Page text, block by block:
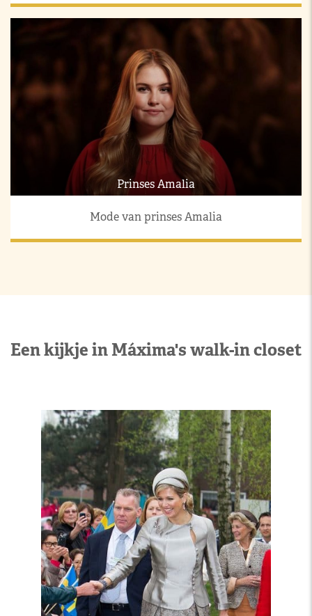
Prinses Amalia
Mode van prinses Amalia
Een kijkje in Máxima's walk-in closet